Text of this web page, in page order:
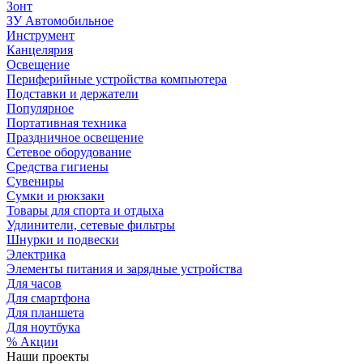
Зонт
ЗУ Автомобильное
Инструмент
Канцелярия
Освещение
Периферийные устройства компьютера
Подставки и держатели
Популярное
Портативная техника
Праздничное освещение
Сетевое оборудование
Средства гигиены
Сувениры
Сумки и рюкзаки
Товары для спорта и отдыха
Удлинители, сетевые фильтры
Шнурки и подвески
Электрика
Элементы питания и зарядные устройства
Для часов
Для смартфона
Для планшета
Для ноутбука
% Акции
Наши проекты